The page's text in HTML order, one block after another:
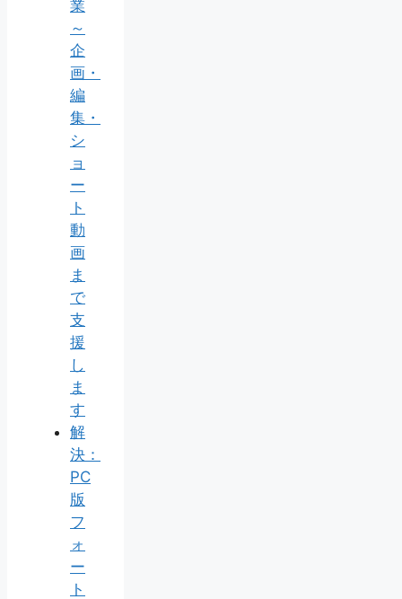
業
～
企
画・
編
集・
シ
ョ
ー
ト
動
画
ま
で
支
援
し
ま
す
解
決：
PC
版
フ
ォ
ー
ト